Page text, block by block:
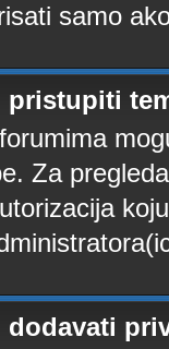
samo
pristupiti
Za
dodavati